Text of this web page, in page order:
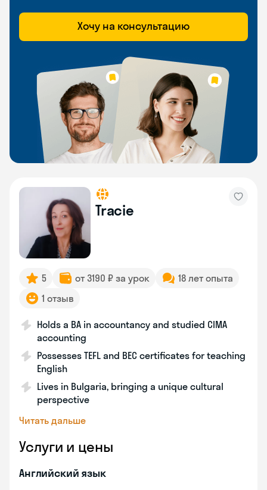
Хочу на консультацию
Tracie
5 от 3190 ₽ за урок
18 лет опыта
1 отзыв
Holds a BA in accountancy and studied CIMA
accounting
Possesses TEFL and BEC certificates for teaching
English
Lives in Bulgaria, bringing a unique cultural
perspective
Читать дальше
Услуги и цены
Английский язык